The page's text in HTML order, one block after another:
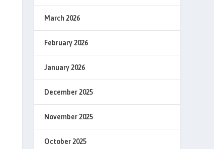
March 2026
February 2026
January 2026
December 2025
November 2025
October 2025